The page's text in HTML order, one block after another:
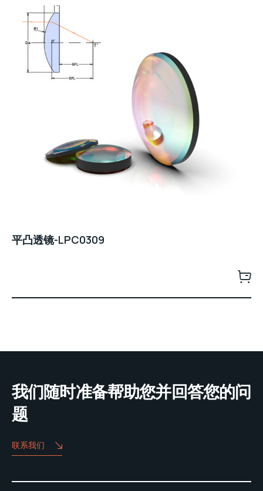
平凸透镜-LPC0309
我们随时准备帮助您并回答您的问
题
联系我们